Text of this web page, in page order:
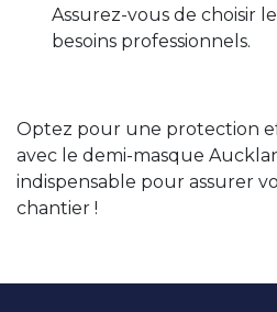
Assurez-vous de choisir
besoins professionnels.
Optez pour une protection
avec le demi-masque
indispensable pour assurer
chantier !